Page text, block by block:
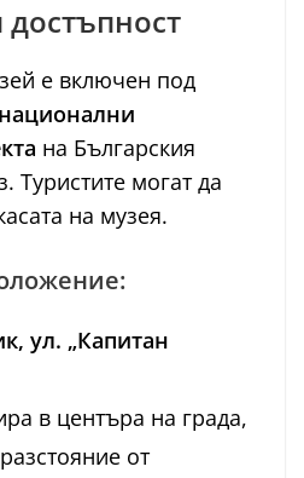
е включен под
на Българския
Туристите могат да
на музея.
ул. „Капитан
в центъра на града,
от